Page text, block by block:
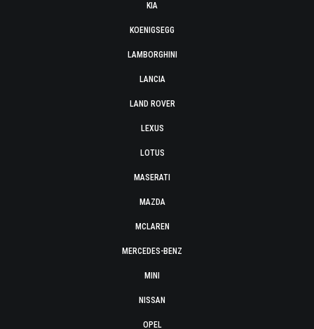
KIA
KOENIGSEGG
LAMBORGHINI
LANCIA
LAND ROVER
LEXUS
LOTUS
MASERATI
MAZDA
MCLAREN
MERCEDES-BENZ
MINI
NISSAN
OPEL